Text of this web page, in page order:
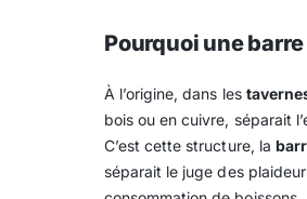
Pourquoi une
À l’origine, dans les
bois ou en cuivre, séparait
C’est cette structure, la
séparait le juge des